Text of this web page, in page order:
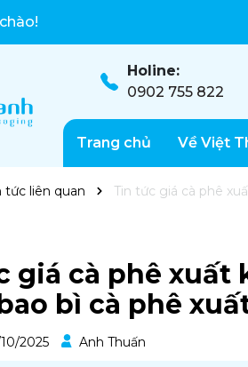
cao, bảo vệ sản phẩm tốt, lên
Holine:
0902 755 822
Trang chủ Về Việt
tức liên quan Tin tức giá cà phê
giá cà phê xuất
bì cà phê
2025 Anh Thuấn